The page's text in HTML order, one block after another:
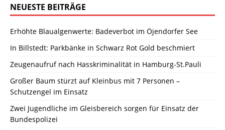
NEUESTE BEITRÄGE
Erhöhte Blaualgenwerte: Badeverbot im Öjendorfer See
In Billstedt: Parkbänke in Schwarz Rot Gold beschmiert
Zeugenaufruf nach Hasskriminalität in Hamburg-St.Pauli
Großer Baum stürzt auf Kleinbus mit 7 Personen –
Schutzengel im Einsatz
Zwei Jugendliche im Gleisbereich sorgen für Einsatz der
Bundespolizei